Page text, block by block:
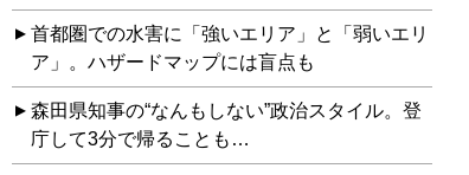
首都圏での水害に「強いエリア」と「弱いエリ
ア」。ハザードマップには盲点も
森田県知事の“なんもしない”政治スタイル。登
庁して3分で帰ることも…